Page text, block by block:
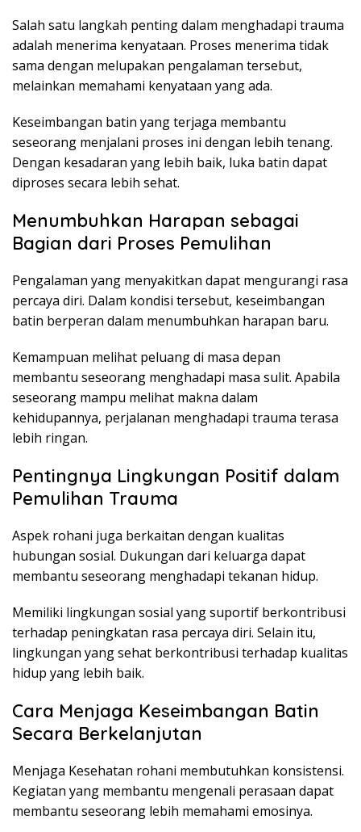
Salah satu langkah penting dalam menghadapi trauma
adalah menerima kenyataan. Proses menerima tidak
sama dengan melupakan pengalaman tersebut,
melainkan memahami kenyataan yang ada.
Keseimbangan batin yang terjaga membantu
seseorang menjalani proses ini dengan lebih tenang.
Dengan kesadaran yang lebih baik, luka batin dapat
diproses secara lebih sehat.
Menumbuhkan Harapan sebagai
Bagian dari Proses Pemulihan
Pengalaman yang menyakitkan dapat mengurangi rasa
percaya diri. Dalam kondisi tersebut, keseimbangan
batin berperan dalam menumbuhkan harapan baru.
Kemampuan melihat peluang di masa depan
membantu seseorang menghadapi masa sulit. Apabila
seseorang mampu melihat makna dalam
kehidupannya, perjalanan menghadapi trauma terasa
lebih ringan.
Pentingnya Lingkungan Positif dalam
Pemulihan Trauma
Aspek rohani juga berkaitan dengan kualitas
hubungan sosial. Dukungan dari keluarga dapat
membantu seseorang menghadapi tekanan hidup.
Memiliki lingkungan sosial yang suportif berkontribusi
terhadap peningkatan rasa percaya diri. Selain itu,
lingkungan yang sehat berkontribusi terhadap kualitas
hidup yang lebih baik.
Cara Menjaga Keseimbangan Batin
Secara Berkelanjutan
Menjaga Kesehatan rohani membutuhkan konsistensi.
Kegiatan yang membantu mengenali perasaan dapat
membantu seseorang lebih memahami emosinya.